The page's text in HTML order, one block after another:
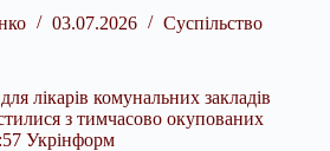
03.07.2026 Суспільство
лікарів комунальних закладів
з тимчасово окупованих
Укрінформ